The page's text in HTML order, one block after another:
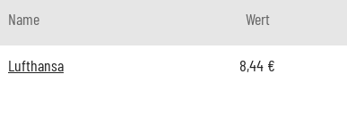
Name Wert
Lufthansa 8,44 €